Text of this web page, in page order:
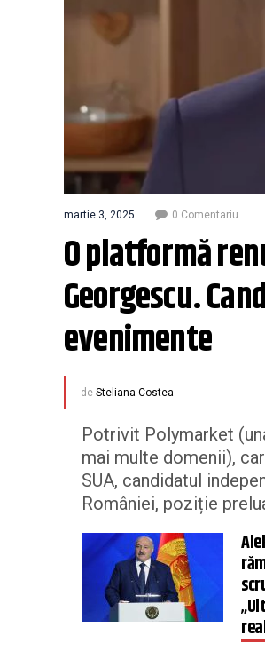
martie 3, 2025 0 Comentariu
O platformă
Georgescu.
evenimente
de Steliana Costea
Potrivit Polymarket
mai multe domenii),
SUA, candidatul
României, poziție